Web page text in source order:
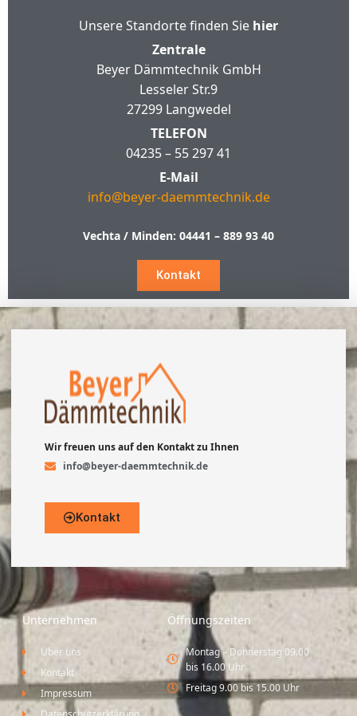
Unsere Standorte finden Sie hier
Zentrale
Beyer Dämmtechnik GmbH
Lesseler Str.9
27299 Langwedel
TELEFON
04235 – 55 297 41
E-Mail
info@beyer-daemmtechnik.de
Vechta / Minden: 04441 – 889 93 40
Kontakt
Wir freuen uns auf den Kontakt zu Ihnen
info@beyer-daemmtechnik.de
Kontakt
Unternehmen
Über uns
Kontakt
Impressum
Öffnungszeiten
Montag – Donnerstag 09.00
bis 16.00 Uhr
Freitag 9.00 bis 15.00 Uhr